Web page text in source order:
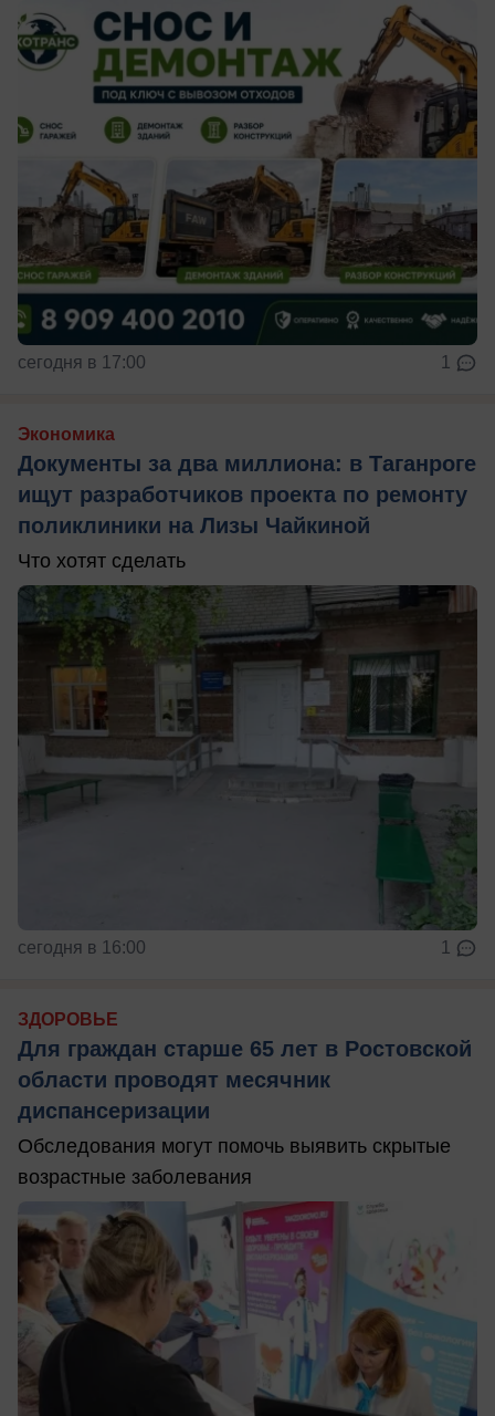
сегодня в 17:00 1
Экономика
Документы за два миллиона: в Таганроге
ищут разработчиков проекта по ремонту
поликлиники на Лизы Чайкиной
Что хотят сделать
сегодня в 16:00 1
ЗДОРОВЬЕ
Для граждан старше 65 лет в Ростовской
области проводят месячник
диспансеризации
Обследования могут помочь выявить скрытые
возрастные заболевания